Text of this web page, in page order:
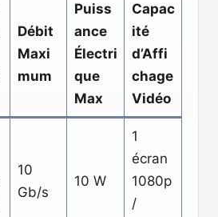
Débit
Maxi
mum
Puiss
ance
Électri
que
Max
Capac
ité
d’Affi
chage
Vidéo
10
Gb/s
10 W
1
écran
1080p
/